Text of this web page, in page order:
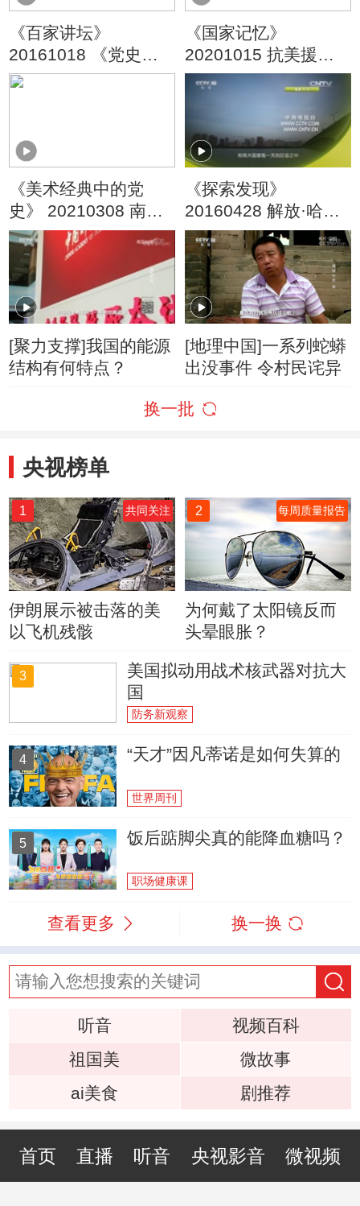
《百家讲坛》
20161018 《党史故
事100讲》 广州起义
《国家记忆》
20201015 抗美援朝
保家卫国 首战告捷
《美术经典中的党
史》 20210308 南泥
湾 （15）
《探索发现》
20160428 解放·哈尔
滨（三）
[聚力支撑]我国的能源
结构有何特点？
[地理中国]一系列蛇蟒
出没事件 令村民诧异
换一批
央视榜单
1 共同关注
伊朗展示被击落的美
以飞机残骸
2 每周质量报告
为何戴了太阳镜反而
头晕眼胀？
3
美国拟动用战术核武器对抗大
国
防务新观察
4 “天才”因凡蒂诺是如何失算的
世界周刊
5 饭后踮脚尖真的能降血糖吗？
职场健康课
查看更多 换一换
听音
视频百科
祖国美
微故事
ai美食
剧推荐
首页 直播 听音 央视影音 微视频